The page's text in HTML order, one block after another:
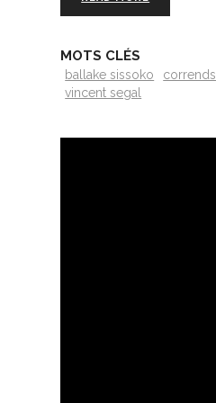
MOTS CLÉS
ballake sissoko corrends
vincent segal